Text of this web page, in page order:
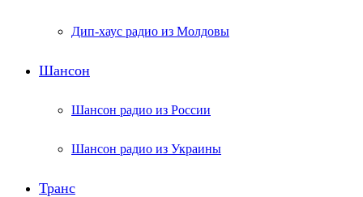
Дип-хаус радио из Молдовы
Шансон
Шансон радио из России
Шансон радио из Украины
Транс